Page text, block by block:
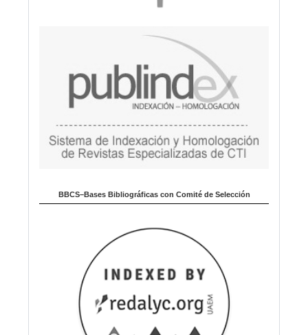
BBCS–Bases Bibliográficas con Comité de Selección